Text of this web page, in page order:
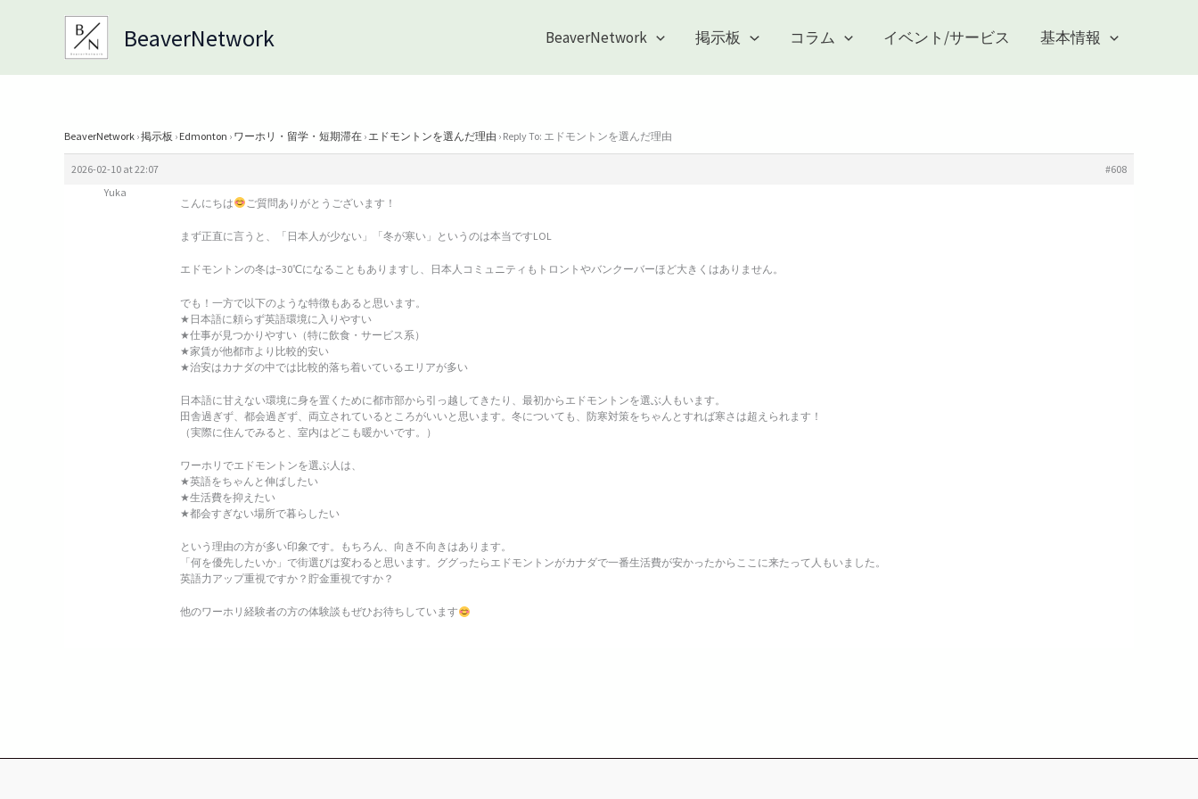
BeaverNetwork BeaverNetwork 掲示板 コラム イベント/サービス 基本情報
BeaverNetwork ›掲示板 › Edmonton › ワーホリ・留学・短期滞在 › エドモントンを選んだ理由 › Reply To: エドモントンを選んだ理由
2026-02-10 at 22:07
#608
Yuka
こんにちは
ご質問ありがとうございます！
まず正直に言うと、「日本人が少ない」「冬が寒い」というのは本当ですLOL
エドモントンの冬は−30℃になることもありますし、日本人コミュニティもトロントやバンクーバーほど大きくはありません。
でも！一方で以下のような特徴もあると思います。
★日本語に頼らず英語環境に入りやすい
★仕事が見つかりやすい（特に飲食・サービス系）
★家賃が他都市より比較的安い
★治安はカナダの中では比較的落ち着いているエリアが多い
日本語に甘えない環境に身を置くために都市部から引っ越してきたり、最初からエドモントンを選ぶ人もいます。
田舎過ぎず、都会過ぎず、両立されているところがいいと思います。冬についても、防寒対策をちゃんとすれば寒さは超えられます！
（実際に住んでみると、室内はどこも暖かいです。）
ワーホリでエドモントンを選ぶ人は、
★英語をちゃんと伸ばしたい
★生活費を抑えたい
★都会すぎない場所で暮らしたい
という理由の方が多い印象です。もちろん、向き不向きはあります。
「何を優先したいか」で街選びは変わると思います。ググったらエドモントンがカナダで一番生活費が安かったからここに来たって人もいました。
英語力アップ重視ですか？貯金重視ですか？
他のワーホリ経験者の方の体験談もぜひお待ちしています